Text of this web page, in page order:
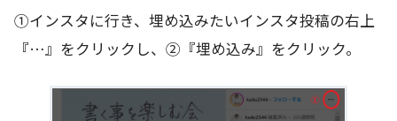
①インスタに行き、埋め込みたいインスタ投稿の右上
『…』をクリックし、②『埋め込み』をクリック。